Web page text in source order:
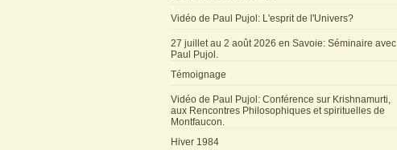
Vidéo de Paul Pujol: L'esprit de l'Univers?
27 juillet au 2 août 2026 en Savoie: Séminaire avec
Paul Pujol.
Témoignage
Vidéo de Paul Pujol: Conférence sur Krishnamurti,
aux Rencontres Philosophiques et spirituelles de
Montfaucon.
Hiver 1984